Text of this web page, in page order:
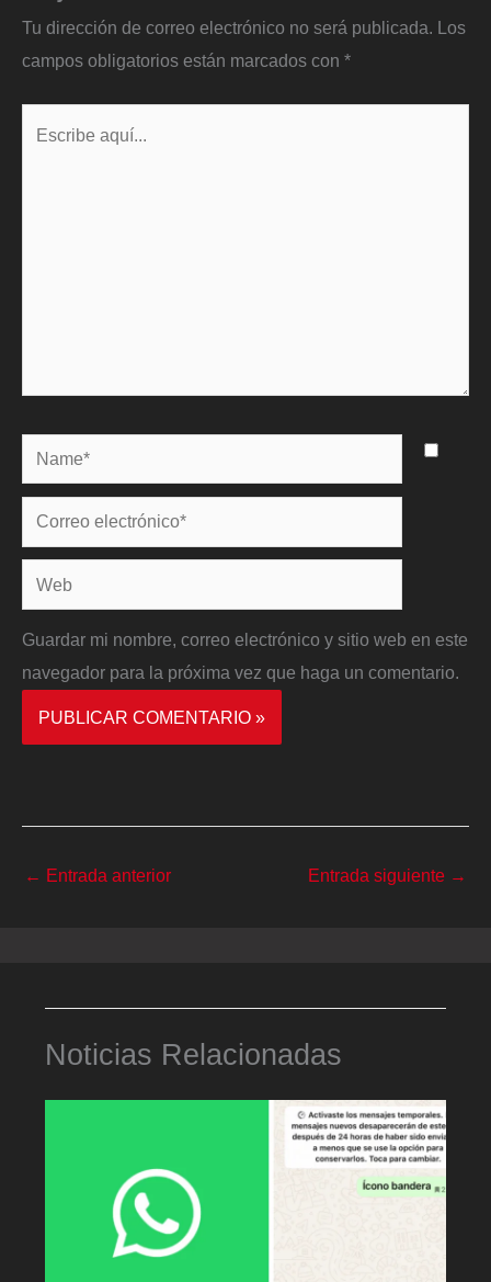
Tu dirección de correo electrónico no será publicada. Los
campos obligatorios están marcados con *
Name*
Correo
electrónico*
Web
Guardar mi nombre, correo electrónico y sitio web en este
navegador para la próxima vez que haga un comentario.
← Entrada anterior Entrada siguiente →
Noticias Relacionadas